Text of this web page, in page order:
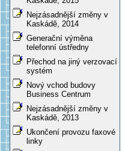
Nejzásadnější změny v
Kaskádě, 2014
Generační výměna
telefonní ústředny
Přechod na jiný verzovací
systém
Nový vchod budovy
Business Centrum
Nejzásadnější změny v
Kaskádě, 2013
Ukončení provozu faxové
linky